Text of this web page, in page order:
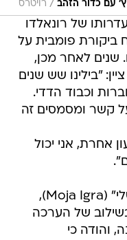
עם כדור הזהב / רויטרס
של רונאלדו
פומבית על
שנים לאחר מכן,
"בילינו שש שנים
וכבוד הדדי.
קשר ומסמסים זה
אחרת, אני יכול
באוטוביוגרפיה שלו, "המשחק שלי" (Moja Igra),
של הערכה
והודה כי